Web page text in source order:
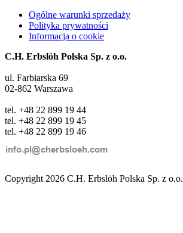
Ogólne warunki sprzedaży
Polityka prywatności
Informacja o cookie
C.H. Erbslöh Polska Sp. z o.o.
ul. Farbiarska 69
02-862 Warszawa
tel. +48 22 899 19 44
tel. +48 22 899 19 45
tel. +48 22 899 19 46
Copyright 2026 C.H. Erbslöh Polska Sp. z o.o.